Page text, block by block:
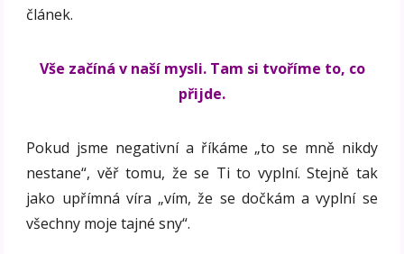
článek.
Vše začíná v naší mysli. Tam si tvoříme to, co
přijde.
Pokud jsme negativní a říkáme „to se mně nikdy
nestane“, věř tomu, že se Ti to vyplní. Stejně tak
jako upřímná víra „vím, že se dočkám a vyplní se
všechny moje tajné sny“.